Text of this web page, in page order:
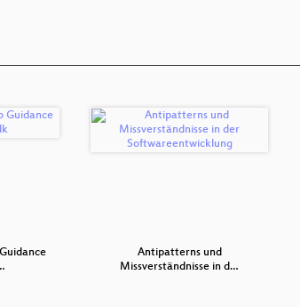
Antipatterns und
Missverständnisse in d…